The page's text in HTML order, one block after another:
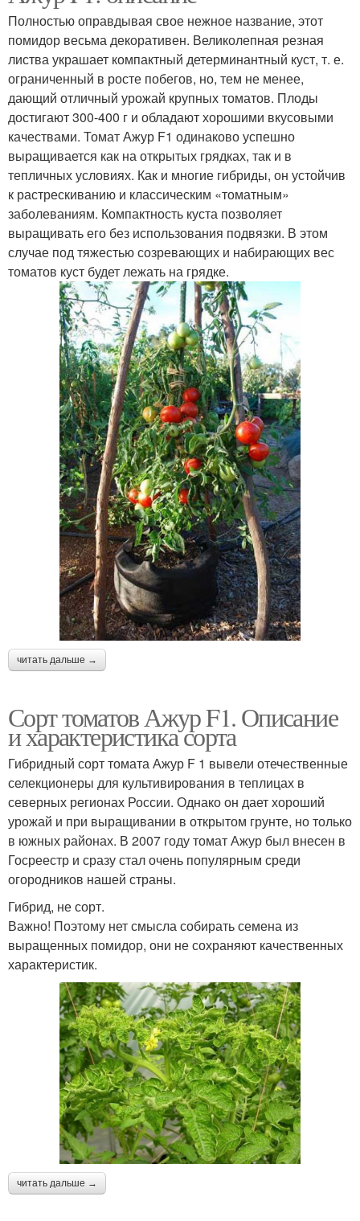
Полностью оправдывая свое нежное название, этот
помидор весьма декоративен. Великолепная резная
листва украшает компактный детерминантный куст, т. е.
ограниченный в росте побегов, но, тем не менее,
дающий отличный урожай крупных томатов. Плоды
достигают 300-400 г и обладают хорошими вкусовыми
качествами. Томат Ажур F1 одинаково успешно
выращивается как на открытых грядках, так и в
тепличных условиях. Как и многие гибриды, он устойчив
к растрескиванию и классическим «томатным»
заболеваниям. Компактность куста позволяет
выращивать его без использования подвязки. В этом
случае под тяжестью созревающих и набирающих вес
томатов куст будет лежать на грядке.
читать дальше →
Сорт томатов Ажур F1. Описание
и характеристика сорта
Гибридный сорт томата Ажур F 1 вывели отечественные
селекционеры для культивирования в теплицах в
северных регионах России. Однако он дает хороший
урожай и при выращивании в открытом грунте, но только
в южных районах. В 2007 году томат Ажур был внесен в
Госреестр и сразу стал очень популярным среди
огородников нашей страны.
Гибрид, не сорт.
Важно! Поэтому нет смысла собирать семена из
выращенных помидор, они не сохраняют качественных
характеристик.
читать дальше →